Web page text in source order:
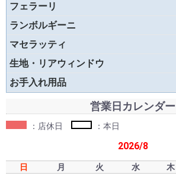
フェラーリ
ランボルギーニ
マセラッティ
生地・リアウィンドウ
お手入れ用品
営業日カレンダー
：店休日 ：本日
2026/8
日 月 火 水 木